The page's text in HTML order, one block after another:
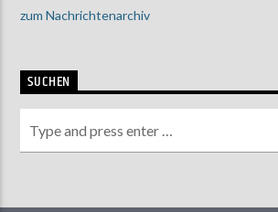
zum Nachrichtenarchiv
SUCHEN